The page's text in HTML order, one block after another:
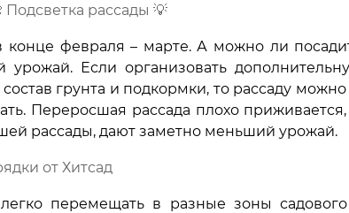
рассады 💡
февраля – марте. А можно ли
Если организовать
грунта и подкормки, то рассаду
Переросшая рассада плохо
рассады, дают заметно меньший урожай.
от Хитсад
перемещать в разные зоны